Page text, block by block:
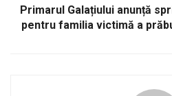
Primarul Galațiului anunță
pentru familia victimă a